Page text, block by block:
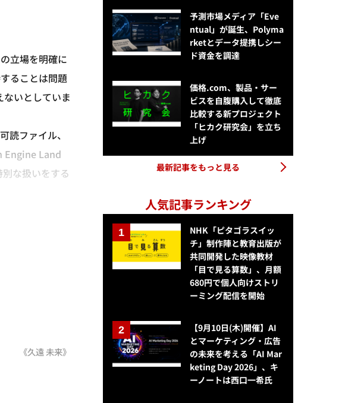
立場を明確に
ることは問題
いとしていま
読ファイル、
Engine Land
な扱いをする
《久遠 未来》
予測市場メディア「Eve
ntual」が誕生、Polyma
rketとデータ提携しシー
ド資金を調達
価格.com、製品・サー
ビスを自腹購入して徹底
比較する新プロジェクト
「ヒカク研究会」を立ち
上げ
最新記事をもっと見る
人気記事ランキング
NHK「ピタゴラスイッ
チ」制作陣と教育出版が
共同開発した映像教材
「目で見る算数」、月額
680円で個人向けストリ
ーミング配信を開始
【9月10日(木)開催】AI
とマーケティング・広告
の未来を考える「AI Mar
keting Day 2026」、キ
ーノートは西口一希氏